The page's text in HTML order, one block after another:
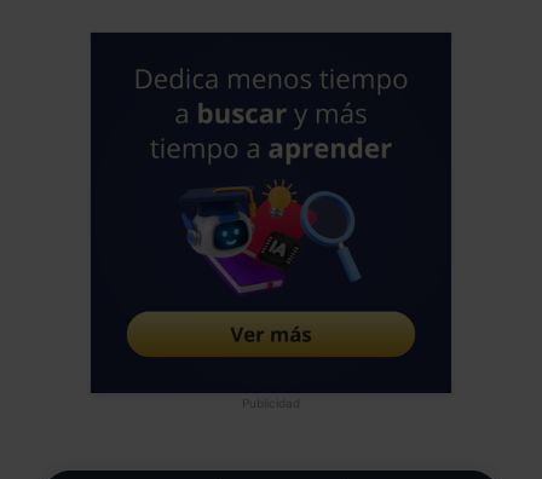
Publicidad